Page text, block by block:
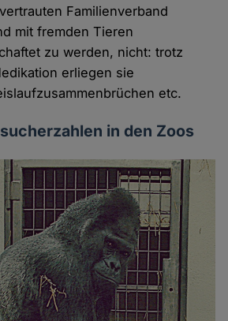
Familienverband
mit fremden Tieren
zu werden, nicht: trotz
erliegen sie
etc.
in den Zoos